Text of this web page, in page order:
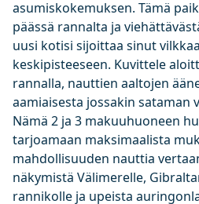
asumiskokemuksen. Tämä
päässä rannalta ja
uusi kotisi sijoittaa sinut
keskipisteeseen. Kuvittele
rannalla, nauttien aaltojen
aamiaisesta jossakin sataman
Nämä 2 ja 3 makuuhuoneen
tarjoamaan maksimaalista
mahdollisuuden nauttia
näkymistä Välimerelle,
rannikolle ja upeista